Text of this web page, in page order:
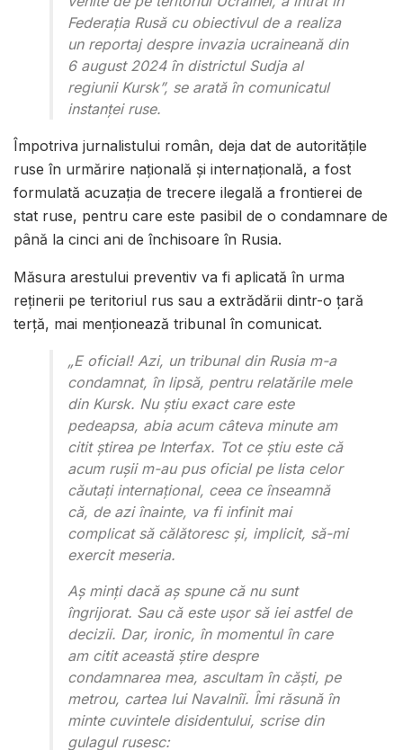
Federaţia Rusă cu obiectivul de a realiza
un reportaj despre invazia ucraineană din
6 august 2024 în districtul Sudja al
regiunii Kursk”, se arată în comunicatul
instanței ruse.
Împotriva jurnalistului român, deja dat de autorităţile
ruse în urmărire națională şi internaţională, a fost
formulată acuzaţia de trecere ilegală a frontierei de
stat ruse, pentru care este pasibil de o condamnare de
până la cinci ani de închisoare în Rusia.
Măsura arestului preventiv va fi aplicată în urma
reţinerii pe teritoriul rus sau a extrădării dintr-o ţară
terţă, mai menţionează tribunal în comunicat.
„E oficial! Azi, un tribunal din Rusia m-a
condamnat, în lipsă, pentru relatările mele
din Kursk. Nu știu exact care este
pedeapsa, abia acum câteva minute am
citit știrea pe Interfax. Tot ce știu este că
acum rușii m-au pus oficial pe lista celor
căutați internațional, ceea ce înseamnă
că, de azi înainte, va fi infinit mai
complicat să călătoresc și, implicit, să-mi
exercit meseria.
Aș minți dacă aș spune că nu sunt
îngrijorat. Sau că este ușor să iei astfel de
decizii. Dar, ironic, în momentul în care
am citit această știre despre
condamnarea mea, ascultam în căști, pe
metrou, cartea lui Navalnîi. Îmi răsună în
minte cuvintele disidentului, scrise din
gulagul rusesc: